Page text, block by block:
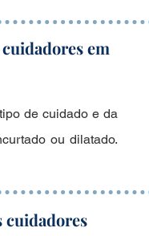
em
de cuidado e da
ou dilatado.
cuidadores